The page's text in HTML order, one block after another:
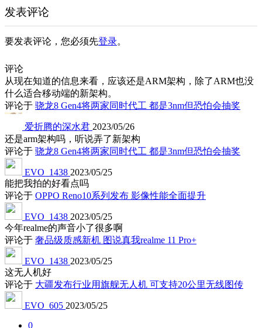
发表评论
要发表评论，您必须先登录。
评论
从现在知道的信息来看，应该还是ARM架构，除了ARM也没
什么适合移动端的新架构。
评论于 骁龙8 Gen4将两家同时代工 都是3nm但恐怕会抽奖
爱折腾的深水君 2023/05/26
还是arm架构吗，听说弄了新架构
评论于 骁龙8 Gen4将两家同时代工 都是3nm但恐怕会抽奖
EVO_1438 2023/05/25
能把我拍的好看点吗
评论于 OPPO Reno10系列发布 影像性能全面提升
EVO_1438 2023/05/25
今年realme的声音小了很多啊
评论于 奢品级质感新机 图说真我realme 11 Pro+
EVO_1438 2023/05/25
这无人机好
评论于 大疆发布行业用旗舰无人机 可支持20公里无线图传
EVO_605 2023/05/25
0